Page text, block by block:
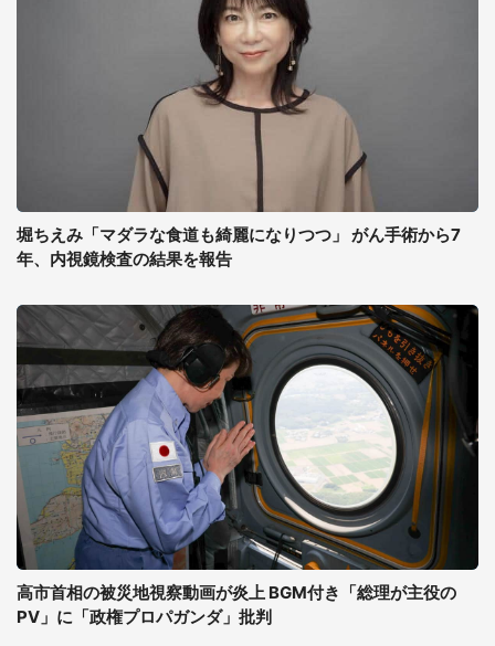
堀ちえみ「マダラな食道も綺麗になりつつ」 がん手術から7
年、内視鏡検査の結果を報告
高市首相の被災地視察動画が炎上 BGM付き「総理が主役の
PV」に「政権プロパガンダ」批判